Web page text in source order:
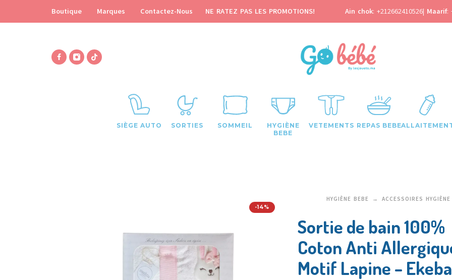
Boutique Marques Contactez-Nous NE RATEZ PAS LES PROMOTIONS! Ain chok: +212662410526| Maarif:
SIÈGE AUTO SORTIES SOMMEIL
HYGIÈNE
BEBE
VETEMENTS REPAS BEBE
-14%
HYGIÈNE BEBE ACCESSOIRES HYGIÈNE
Sortie de bain 100%
Coton Anti
Motif Lapine –